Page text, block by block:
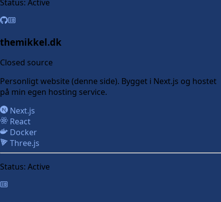
Status: Active
themikkel.dk
Closed source
Personligt website (denne side). Bygget i Next.js og hostet
på min egen hosting service.
Next.js
React
Docker
Three.js
Status: Active